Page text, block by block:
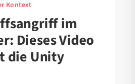
Kontext
im
Dieses Video
die Unity